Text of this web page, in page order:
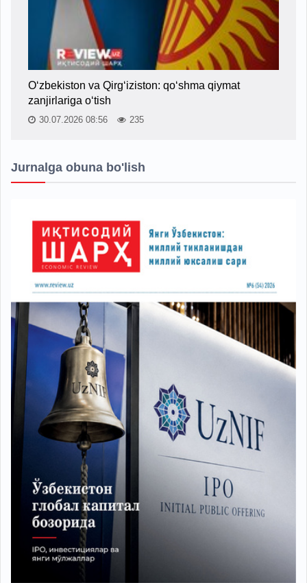
O‘zbekiston va Qirg‘iziston: qo‘shma qiymat
zanjirlariga o‘tish
30.07.2026 08:56 235
Jurnalga obuna bo'lish